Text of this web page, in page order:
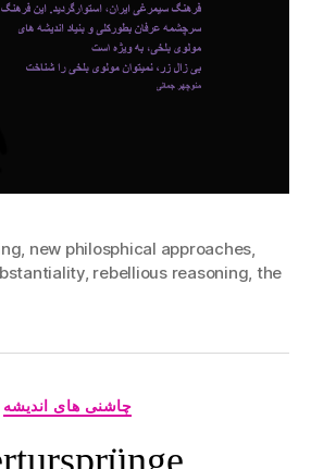
new philosphical approaches
, rebellious reasoning the
Categories
چاشنی های اندیشه